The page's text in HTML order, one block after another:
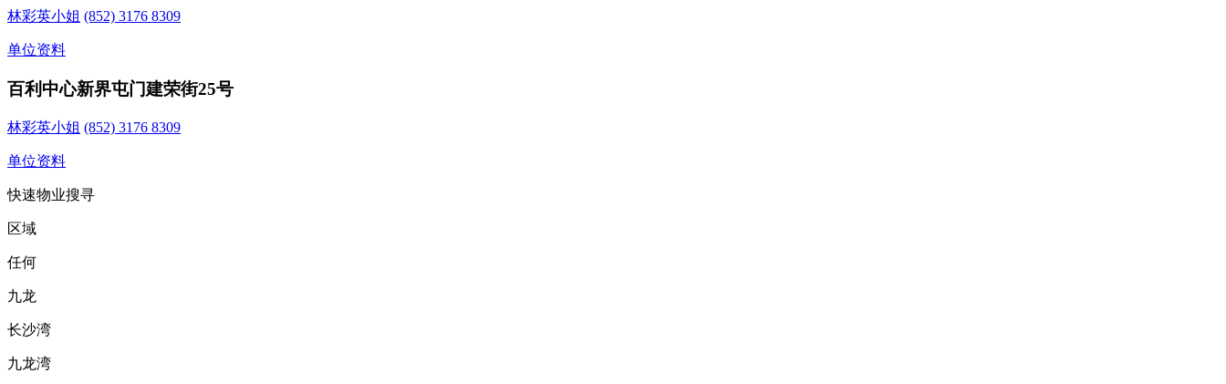
林彩英小姐 (852) 3176 8309
单位资料
百利中心新界屯门建荣街25号
林彩英小姐 (852) 3176 8309
单位资料
快速物业搜寻
区域
任何
九龙
长沙湾
九龙湾